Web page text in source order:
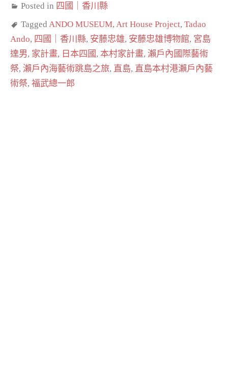
Posted in 四國｜香川縣
Tagged ANDO MUSEUM, Art House Project, Tadao
Ando, 四國｜香川縣, 安藤忠雄, 安藤忠雄博物館, 宮島
達男, 家計畫, 日本四國 , 本村家計畫, 瀨戶內國際藝術
祭, 瀨戶內海藝術跳島之旅, 直島, 直島本村港瀨戶內藝
術祭, 福武總一郎